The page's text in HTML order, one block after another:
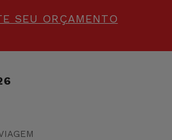
SEU ORÇAMENTO